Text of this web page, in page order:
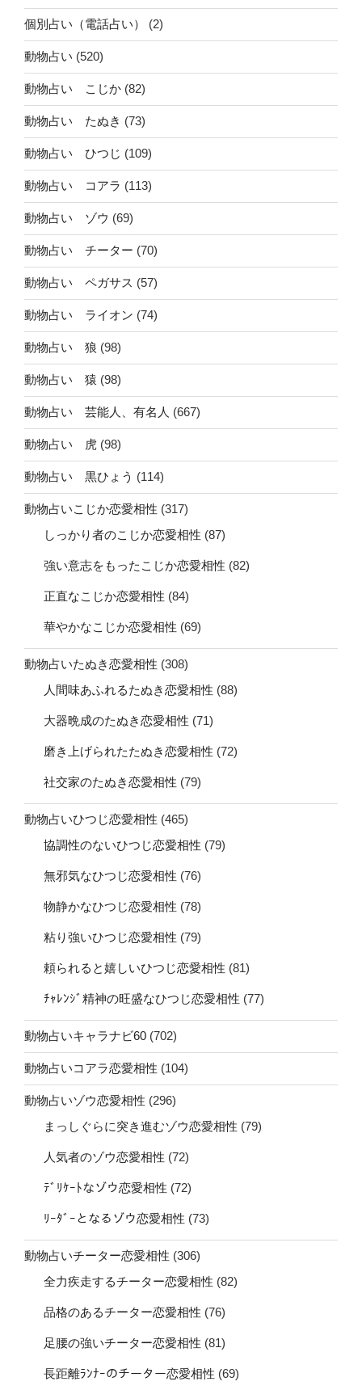
個別占い（電話占い） (2)
動物占い (520)
動物占い こじか (82)
動物占い たぬき (73)
動物占い ひつじ (109)
動物占い コアラ (113)
動物占い ゾウ (69)
動物占い チーター (70)
動物占い ペガサス (57)
動物占い ライオン (74)
動物占い 狼 (98)
動物占い 猿 (98)
動物占い 芸能人、有名人 (667)
動物占い 虎 (98)
動物占い 黒ひょう (114)
動物占いこじか恋愛相性 (317)
しっかり者のこじか恋愛相性 (87)
強い意志をもったこじか恋愛相性 (82)
正直なこじか恋愛相性 (84)
華やかなこじか恋愛相性 (69)
動物占いたぬき恋愛相性 (308)
人間味あふれるたぬき恋愛相性 (88)
大器晩成のたぬき恋愛相性 (71)
磨き上げられたたぬき恋愛相性 (72)
社交家のたぬき恋愛相性 (79)
動物占いひつじ恋愛相性 (465)
協調性のないひつじ恋愛相性 (79)
無邪気なひつじ恋愛相性 (76)
物静かなひつじ恋愛相性 (78)
粘り強いひつじ恋愛相性 (79)
頼られると嬉しいひつじ恋愛相性 (81)
ﾁｬﾚﾝｼﾞ精神の旺盛なひつじ恋愛相性 (77)
動物占いキャラナビ60 (702)
動物占いコアラ恋愛相性 (104)
動物占いゾウ恋愛相性 (296)
まっしぐらに突き進むゾウ恋愛相性 (79)
人気者のゾウ恋愛相性 (72)
ﾃﾞﾘｹｰﾄなゾウ恋愛相性 (72)
ﾘｰﾀﾞｰとなるゾウ恋愛相性 (73)
動物占いチーター恋愛相性 (306)
全力疾走するチーター恋愛相性 (82)
品格のあるチーター恋愛相性 (76)
足腰の強いチーター恋愛相性 (81)
長距離ﾗﾝﾅｰのチーター恋愛相性 (69)